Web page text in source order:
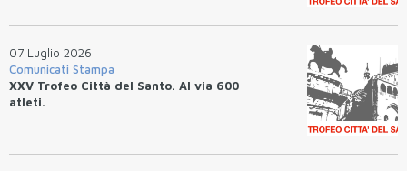
07 Luglio 2026
Comunicati Stampa
XXV Trofeo Città del Santo. Al via 600
atleti.